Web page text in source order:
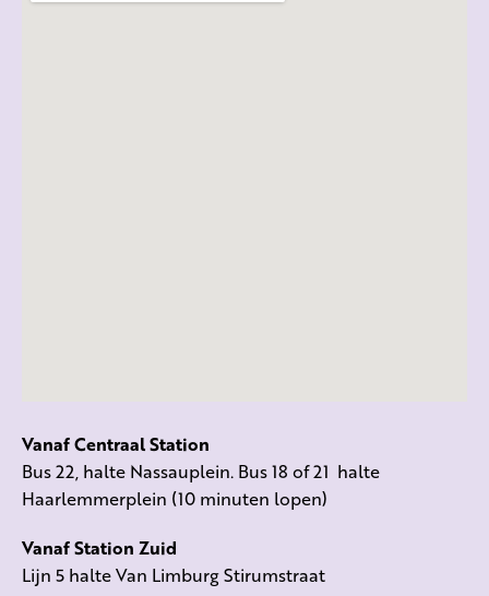
Vanaf Centraal Station
Bus 22, halte Nassauplein. Bus 18 of 21 halte
Haarlemmerplein (10 minuten lopen)
Vanaf Station Zuid
Lijn 5 halte Van Limburg Stirumstraat